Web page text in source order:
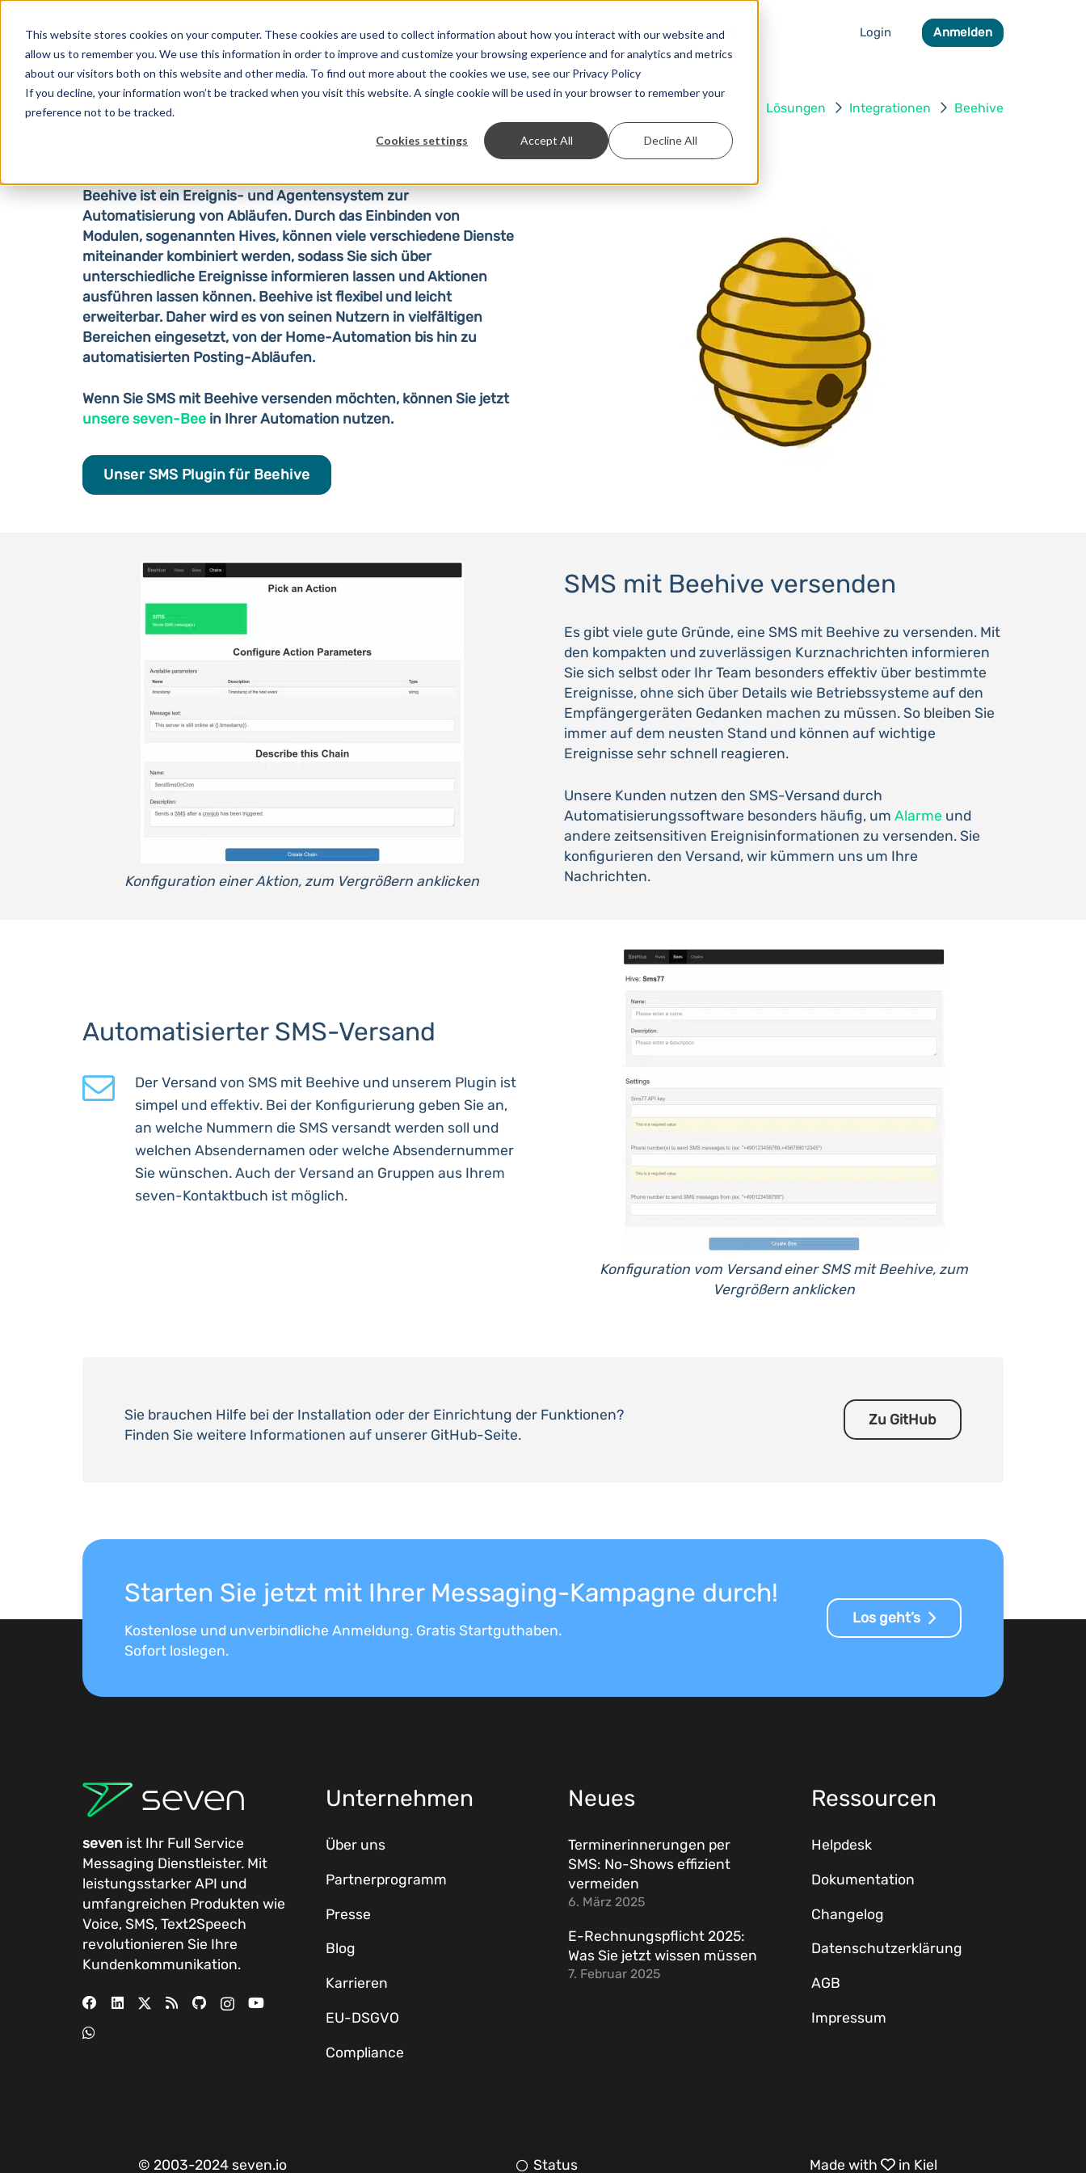
This website stores cookies on your computer. These cookies are used to collect information about how you interact with our website and
allow us to remember you. We use this information in order to improve and customize your browsing experience and for analytics and metrics
about our visitors both on this website and other media. To find out more about the cookies we use, see our Privacy Policy
If you decline, your information won’t be tracked when you visit this website. A single cookie will be used in your browser to remember your
preference not to be tracked.
Cookies settings Accept All Decline All
Produkte Lösungen Preise Entwickler Kontakt Login Anmelden
Beehive Lösungen Integrationen Beehive
Beehive ist ein Ereignis- und Agentensystem zur
Automatisierung von Abläufen. Durch das Einbinden von
Modulen, sogenannten Hives, können viele verschiedene Dienste
miteinander kombiniert werden, sodass Sie sich über
unterschiedliche Ereignisse informieren lassen und Aktionen
ausführen lassen können. Beehive ist flexibel und leicht
erweiterbar. Daher wird es von seinen Nutzern in vielfältigen
Bereichen eingesetzt, von der Home-Automation bis hin zu
automatisierten Posting-Abläufen.
Wenn Sie SMS mit Beehive versenden möchten, können Sie jetzt
unsere seven-Bee in Ihrer Automation nutzen.
Unser SMS Plugin für Beehive
Konfiguration einer Aktion, zum Vergrößern anklicken
SMS mit Beehive versenden
Es gibt viele gute Gründe, eine SMS mit Beehive zu versenden. Mit
den kompakten und zuverlässigen Kurznachrichten informieren
Sie sich selbst oder Ihr Team besonders effektiv über bestimmte
Ereignisse, ohne sich über Details wie Betriebssysteme auf den
Empfängergeräten Gedanken machen zu müssen. So bleiben Sie
immer auf dem neusten Stand und können auf wichtige
Ereignisse sehr schnell reagieren.
Unsere Kunden nutzen den SMS-Versand durch
Automatisierungssoftware besonders häufig, umAlarme und
andere zeitsensitiven Ereignisinformationen zu versenden. Sie
konfigurieren den Versand, wir kümmern uns um Ihre
Nachrichten.
Automatisierter SMS-Versand
Der Versand von SMS mit Beehive und unserem Plugin ist
simpel und effektiv. Bei der Konfigurierung geben Sie an,
an welche Nummern die SMS versandt werden soll und
welchen Absendernamen oder welche Absendernummer
Sie wünschen. Auch der Versand an Gruppen aus Ihrem
seven-Kontaktbuch ist möglich.
Konfiguration vom Versand einer SMS mit Beehive, zum
Vergrößern anklicken
Sie brauchen Hilfe bei der Installation oder der Einrichtung der Funktionen?
Finden Sie weitere Informationen auf unserer GitHub-Seite.
Zu GitHub
Starten Sie jetzt mit Ihrer Messaging-Kampagne durch!
Kostenlose und unverbindliche Anmeldung. Gratis Startguthaben.
Sofort loslegen.
Los geht’s
seven ist Ihr Full Service
Messaging Dienstleister. Mit
leistungsstarker API und
umfangreichen Produkten wie
Voice, SMS, Text2Speech
revolutionieren Sie Ihre
Kundenkommunikation.
Unternehmen
Über uns
Partnerprogramm
Presse
Blog
Karrieren
EU-DSGVO
Compliance
Neues
Terminerinnerungen per
SMS: No-Shows effizient
vermeiden
6. März 2025
E-Rechnungspflicht 2025:
Was Sie jetzt wissen müssen
7. Februar 2025
Ressourcen
Helpdesk
Dokumentation
Changelog
Datenschutzerklärung
AGB
Impressum
© 2003-2024 seven.io Status Made with in Kiel